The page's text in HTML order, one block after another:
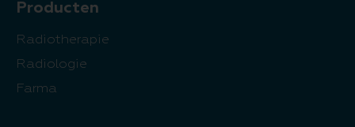
Producten
Radiotherapie
Radiologie
Farma